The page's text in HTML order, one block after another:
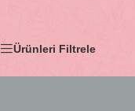
Ürünleri Filtrele